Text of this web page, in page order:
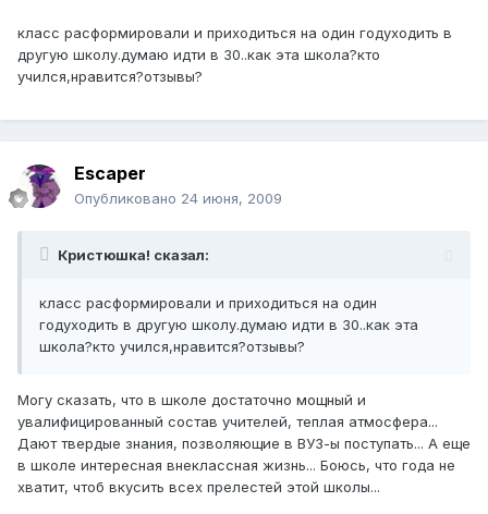
класс расформировали и приходиться на один годуходить в
другую школу.думаю идти в 30..как эта школа?кто
учился,нравится?отзывы?
Escaper
Опубликовано 24 июня, 2009
Кристюшка! сказал:
класс расформировали и приходиться на один
годуходить в другую школу.думаю идти в 30..как эта
школа?кто учился,нравится?отзывы?
Могу сказать, что в школе достаточно мощный и
увалифицированный состав учителей, теплая атмосфера...
Дают твердые знания, позволяющие в ВУЗ-ы поступать... А еще
в школе интересная внеклассная жизнь... Боюсь, что года не
хватит, чтоб вкусить всех прелестей этой школы...